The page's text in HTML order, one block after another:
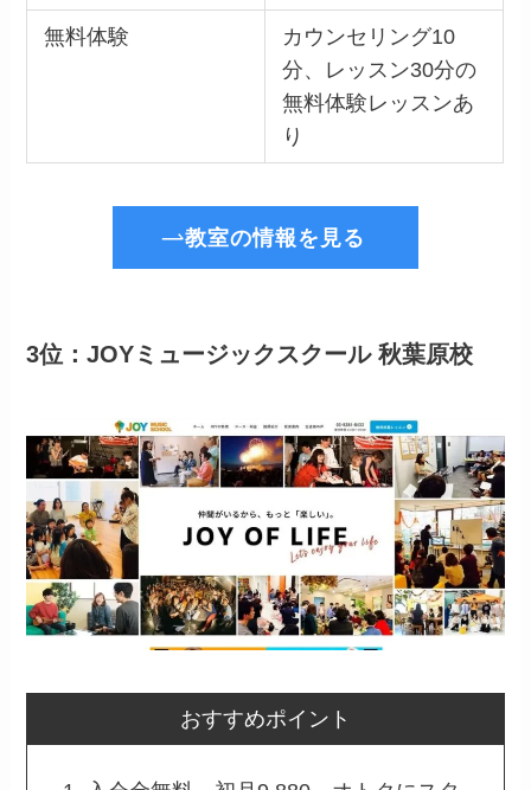
無料体験
カウンセリング10
分、レッスン30分の
無料体験レッスンあ
り
教室の情報を見る
3位：JOYミュージックスクール 秋葉原校
おすすめポイント